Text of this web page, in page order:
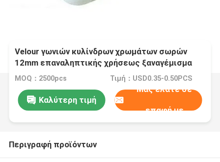
Velour γωνιών κυλίνδρων χρωμάτων σωρών
12mm επαναληπτικής χρήσεως ξαναγέμισμα
βουρτσών κυλίνδρων
MOQ：2500pcs Τιμή：USD0.35-0.50PCS
Καλύτερη τιμή
Μας ελάτε σε
επαφή με
Περιγραφή προϊόντων